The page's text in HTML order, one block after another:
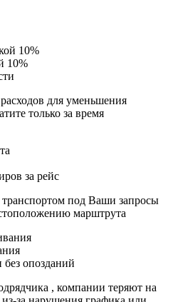
10%
для уменьшения
только за время
за рейс
под Ваши запросы
марштрута
опозданий
, компании теряют на